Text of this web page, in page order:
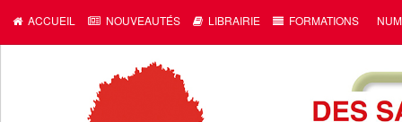
ACCUEIL NOUVEAUTÉS LIBRAIRIE FORMATIONS